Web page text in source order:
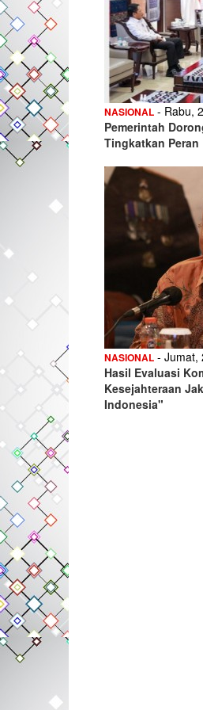
NASIONAL - Rabu,
Pemerintah
Tingkatkan
NASIONAL - Jumat,
Hasil Evaluasi
Kesejahteraan
Indonesia"